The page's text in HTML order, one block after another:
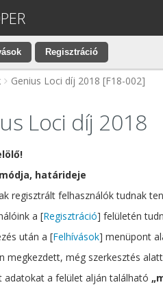
Regisztráció
Genius Loci díj 2018 [F18-002]
Loci díj 2018
határideje
regisztrált felhasználók tudnak
a [Regisztráció] felületén
után a [Felhívások] menüpont
megkezdett, még szerkesztés
a felület alján található